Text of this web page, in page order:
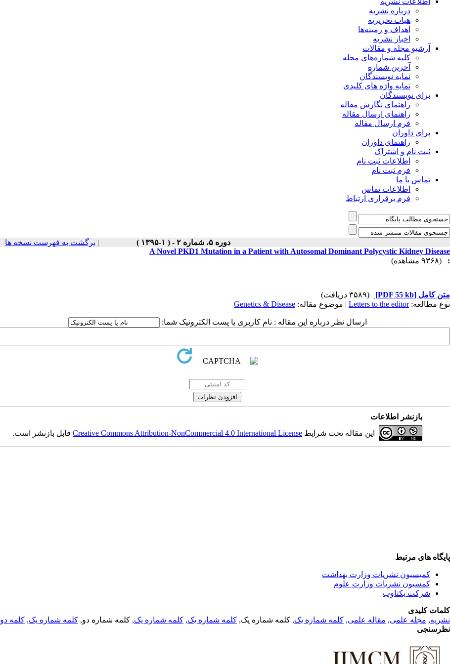
درباره نشریه
هیات تحریریه
اهداف و زمینه‌ها
اخبار نشریه
آرشیو مجله و مقالات
کلیه شماره‌های مجله
آخرین شماره
نمایه نویسندگان
نمایه واژه های کلیدی
برای نویسندگان
راهنمای نگارش مقاله
راهنمای ارسال مقاله
فرم ارسال مقاله
برای داوران
راهنمای داوران
ثبت نام و اشتراک
اطلاعات ثبت نام
فرم ثبت نام
تماس با ما
اطلاعات تماس
فرم برقراری ارتباط
دوره ۵، شماره ۲ - ( ۱-۱۳۹۵ ) | برگشت به فهرست نسخه ها
A Novel PKD1 Mutation in a Patient with Autosomal Dominant Polycystic Kidney Disease
:
(۹۳۶۸ مشاهده)
متن کامل [PDF 55 kb]
(۳۵۸۹ دریافت)
نوع مطالعه:Letters to the editor | موضوع مقاله: Genetics & Disease
ارسال نظر درباره این مقاله : نام کاربری یا پست الکترونیک شما:
بازنشر اطلاعات
این مقاله تحت شرایط Creative Commons Attribution-NonCommercial 4.0 International Licenseقابل بازنشر است.
پایگاه های مرتبط
کمیسیون نشریات وزارت بهداشت
کمسیون نشریات وزارت علوم
شرکت یکتاوب
کلمات کلیدی
نشریه, مجله علمی, مقاله علمی, کلمه شماره یک, کلمه شماره یک, کلمه شماره یک, کلمه شماره یک, کلمه شماره دو, کلمه شماره یک, کلمه دو
نظرسنجی